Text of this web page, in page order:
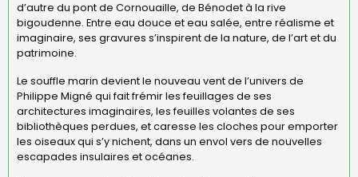
d’autre du pont de Cornouaille, de Bénodet à la rive
bigoudenne. Entre eau douce et eau salée, entre réalisme et
imaginaire, ses gravures s’inspirent de la nature, de l’art et du
patrimoine.
Le souffle marin devient le nouveau vent de l’univers de
Philippe Migné qui fait frémir les feuillages de ses
architectures imaginaires, les feuilles volantes de ses
bibliothèques perdues, et caresse les cloches pour emporter
les oiseaux qui s’y nichent, dans un envol vers de nouvelles
escapades insulaires et océanes.